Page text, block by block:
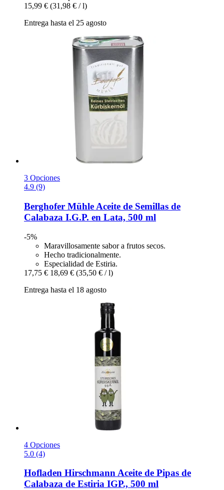
15,99 € (31,98 € / l)
Entrega hasta el 25 agosto
3 Opciones
4.9 (9)
Berghofer Mühle Aceite de Semillas de
Calabaza I.G.P. en Lata, 500 ml
-5%
Maravillosamente sabor a frutos secos.
Hecho tradicionalmente.
Especialidad de Estiria.
17,75 € 18,69 € (35,50 € / l)
Entrega hasta el 18 agosto
4 Opciones
5.0 (4)
Hofladen HirschmannAceite de Pipas de
Calabaza de Estiria IGP., 500 ml